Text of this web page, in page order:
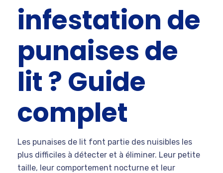
infestation de
punaises de
lit ? Guide
complet
Les punaises de lit font partie des nuisibles les
plus difficiles à détecter et à éliminer. Leur petite
taille, leur comportement nocturne et leur